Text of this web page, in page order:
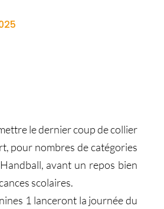
le dernier coup de collier
pour nombres de catégories
avant un repos bien
scolaires.
1 lanceront la journée du